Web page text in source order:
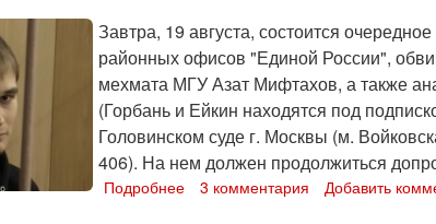
8
сентября
Завтра, 19 августа, состоится
районных офисов "Единой России",
мехмата МГУ Азат Мифтахов, а также
(Горбань и Ейкин находятся под
Головинском суде г. Москвы (м.
406). На нем должен продолжиться
Подробнее 3 комментария Добавить